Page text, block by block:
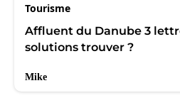
Tourisme
Affluent du Danube 3
solutions trouver ?
Mike